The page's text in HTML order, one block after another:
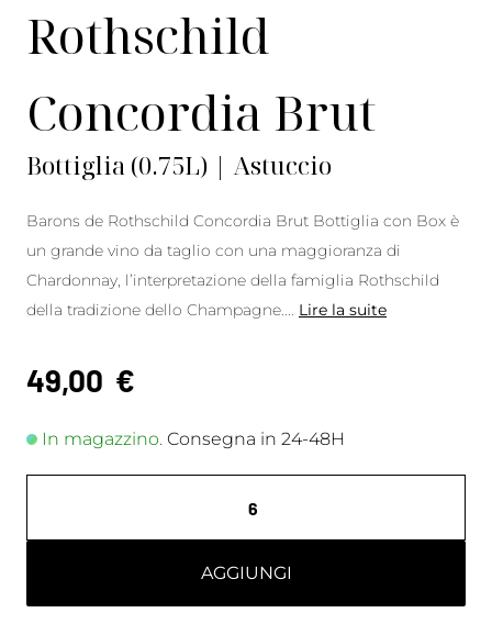
Rothschild
Concordia Brut
Bottiglia (0.75L) | Astuccio
Barons de Rothschild Concordia Brut Bottiglia con Box è
un grande vino da taglio con una maggioranza di
Chardonnay, l’interpretazione della famiglia Rothschild
della tradizione dello Champagne.
Lire la suite
49,00 €
In magazzino. Consegna in 24-48H
AGGIUNGI